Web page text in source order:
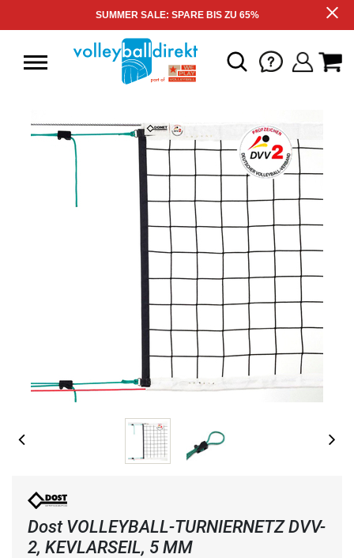
SUMMER SALE: SPARE BIS ZU 65%
Dost VOLLEYBALL-TURNIERNETZ DVV-
2, KEVLARSEIL, 5 MM